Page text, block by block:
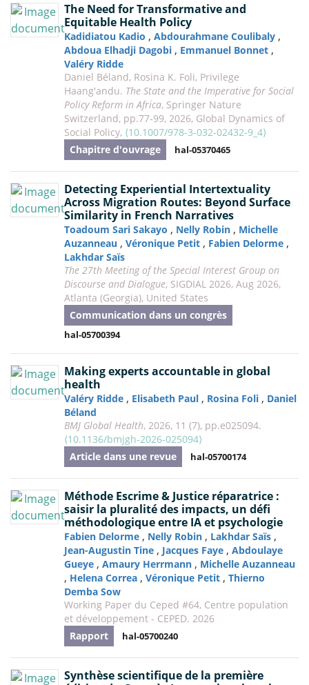
The Need for Transformative and
Equitable Health Policy
Kadidiatou Kadio , Abdourahmane Coulibaly ,
Abdoua Elhadji Dagobi , Emmanuel Bonnet ,
Valéry Ridde
Daniel Béland, Rosina K. Foli, Privilege
Haang'andu. The State and the Imperative for Social
Policy Reform in Africa, Springer Nature
Switzerland, pp.77-99, 2026, Global Dynamics of
Social Policy, ⟨10.1007/978-3-032-02432-9_4⟩
Chapitre d'ouvrage
hal-05370465
Detecting Experiential Intertextuality
Across Migration Routes: Beyond Surface
Similarity in French Narratives
Toadoum Sari Sakayo , Nelly Robin , Michelle
Auzanneau , Véronique Petit , Fabien Delorme ,
Lakhdar Saïs
The 27th Meeting of the Special Interest Group on
Discourse and Dialogue, SIGDIAL 2026, Aug 2026,
Atlanta (Georgia), United States
Communication dans un congrès
hal-05700394
Making experts accountable in global
health
Valéry Ridde , Elisabeth Paul , Rosina Foli , Daniel
Béland
BMJ Global Health, 2026, 11 (7), pp.e025094.
⟨10.1136/bmjgh-2026-025094⟩
Article dans une revue
hal-05700174
Méthode Escrime & Justice réparatrice :
saisir la pluralité des impacts, un défi
méthodologique entre IA et psychologie
Fabien Delorme , Nelly Robin , Lakhdar Saïs ,
Jean-Augustin Tine , Jacques Faye , Abdoulaye
Gueye , Amaury Herrmann , Michelle Auzanneau
, Helena Correa , Véronique Petit , Thierno
Demba Sow
Working Paper du Ceped #64, Centre population
et développement - CEPED. 2026
Rapport
hal-05700240
Synthèse scientifique de la première